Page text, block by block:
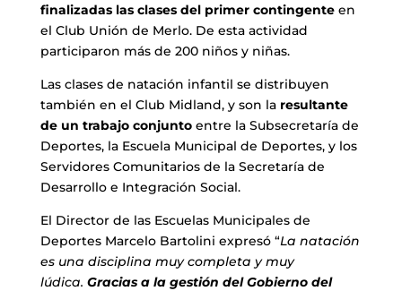
finalizadas las clases del primer contingente en
el Club Unión de Merlo. De esta actividad
participaron más de 200 niños y niñas.
Las clases de natación infantil se distribuyen
también en el Club Midland, y son la resultante
de un trabajo conjunto entre la Subsecretaría de
Deportes, la Escuela Municipal de Deportes, y los
Servidores Comunitarios de la Secretaría de
Desarrollo e Integración Social.
El Director de las Escuelas Municipales de
Deportes Marcelo Bartolini expresó “La natación
es una disciplina muy completa y muy
lúdica. Gracias a la gestión del Gobierno del